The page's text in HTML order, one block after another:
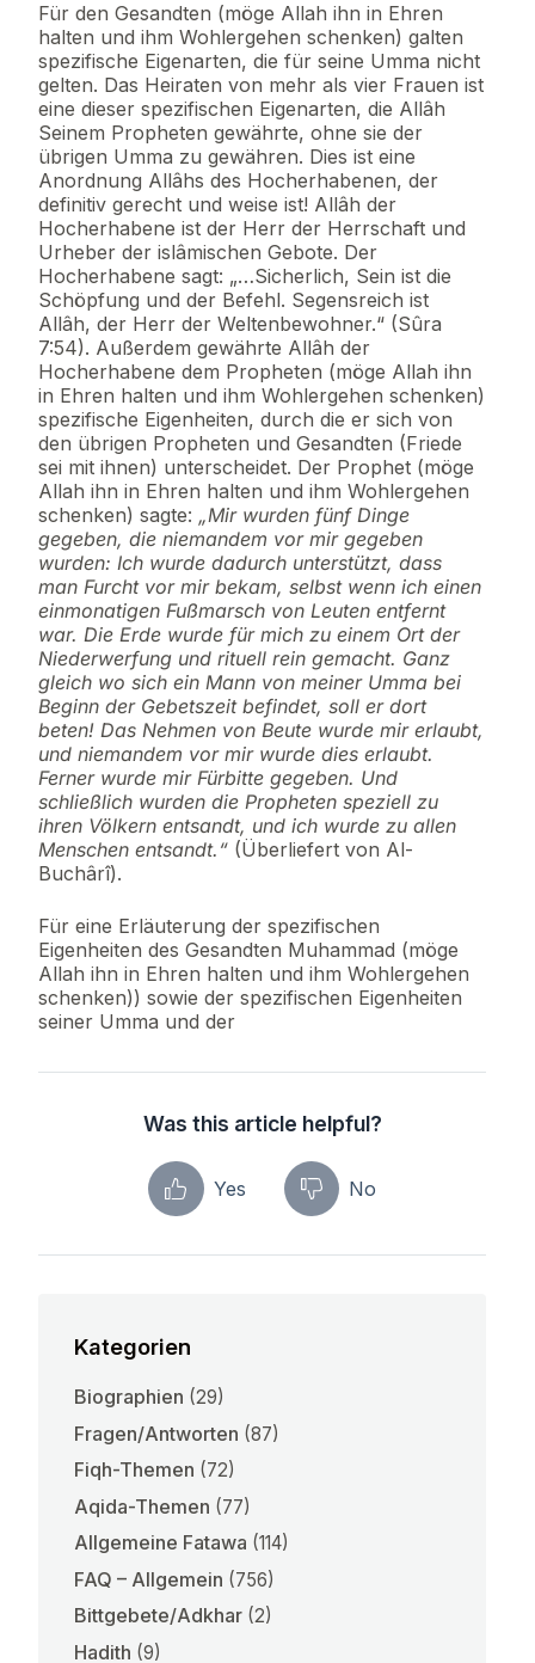
Für den Gesandten (möge Allah ihn in Ehren
halten und ihm Wohlergehen schenken) galten
spezifische Eigenarten, die für seine Umma nicht
gelten. Das Heiraten von mehr als vier Frauen ist
eine dieser spezifischen Eigenarten, die Allâh
Seinem Propheten gewährte, ohne sie der
übrigen Umma zu gewähren. Dies ist eine
Anordnung Allâhs des Hocherhabenen, der
definitiv gerecht und weise ist! Allâh der
Hocherhabene ist der Herr der Herrschaft und
Urheber der islâmischen Gebote. Der
Hocherhabene sagt: „…Sicherlich, Sein ist die
Schöpfung und der Befehl. Segensreich ist
Allâh, der Herr der Weltenbewohner.“ (Sûra
7:54). Außerdem gewährte Allâh der
Hocherhabene dem Propheten (möge Allah ihn
in Ehren halten und ihm Wohlergehen schenken)
spezifische Eigenheiten, durch die er sich von
den übrigen Propheten und Gesandten (Friede
sei mit ihnen) unterscheidet. Der Prophet (möge
Allah ihn in Ehren halten und ihm Wohlergehen
schenken) sagte: „Mir wurden fünf Dinge
gegeben, die niemandem vor mir gegeben
wurden: Ich wurde dadurch unterstützt, dass
man Furcht vor mir bekam, selbst wenn ich einen
einmonatigen Fußmarsch von Leuten entfernt
war. Die Erde wurde für mich zu einem Ort der
Niederwerfung und rituell rein gemacht. Ganz
gleich wo sich ein Mann von meiner Umma bei
Beginn der Gebetszeit befindet, soll er dort
beten! Das Nehmen von Beute wurde mir erlaubt,
und niemandem vor mir wurde dies erlaubt.
Ferner wurde mir Fürbitte gegeben. Und
schließlich wurden die Propheten speziell zu
ihren Völkern entsandt, und ich wurde zu allen
Menschen entsandt.“ (Überliefert von Al-
Buchârî).
Für eine Erläuterung der spezifischen
Eigenheiten des Gesandten Muhammad (möge
Allah ihn in Ehren halten und ihm Wohlergehen
schenken)) sowie der spezifischen Eigenheiten
seiner Umma und der
Was this article helpful?
Yes No
Kategorien
Biographien (29)
Fragen/Antworten (87)
Fiqh-Themen (72)
Aqida-Themen (77)
Allgemeine Fatawa (114)
FAQ – Allgemein (756)
Bittgebete/Adkhar (2)
Hadith (9)